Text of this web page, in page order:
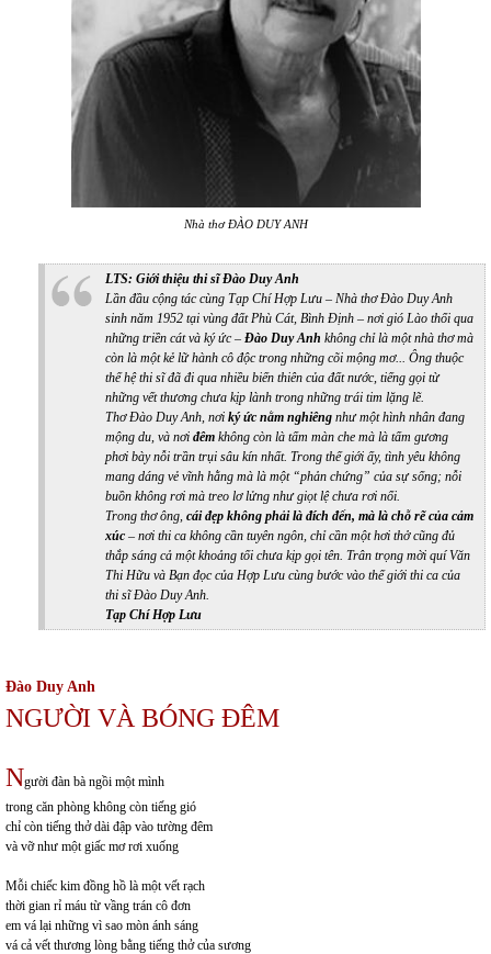
Nhà thơ ĐÀO DUY ANH
LTS: Giới thiệu thi sĩ Đào Duy Anh
Lần đầu cộng tác cùng Tạp Chí Hợp Lưu – Nhà thơ Đào Duy Anh
sinh năm 1952 tại vùng đất Phù Cát, Bình Định – nơi gió Lào thổi qua
những triền cát và ký ức – Đào Duy Anh không chỉ là một nhà thơ mà
còn là một kẻ lữ hành cô độc trong những cõi mộng mơ... Ông thuộc
thế hệ thi sĩ đã đi qua nhiều biến thiên của đất nước, tiếng gọi từ
những vết thương chưa kịp lành trong những trái tim lặng lẽ.
Thơ Đào Duy Anh, nơi ký ức nằm nghiêng như một hình nhân đang
mộng du, và nơi đêm không còn là tấm màn che mà là tấm gương
phơi bày nỗi trần trụi sâu kín nhất. Trong thế giới ấy, tình yêu không
mang dáng vẻ vĩnh hằng mà là một “phản chứng” của sự sống; nỗi
buồn không rơi mà treo lơ lửng như giọt lệ chưa rơi nổi.
Trong thơ ông, cái đẹp không phải là đích đến, mà là chỗ rẽ của cảm
xúc – nơi thi ca không cần tuyên ngôn, chỉ cần một hơi thở cũng đủ
thắp sáng cả một khoảng tối chưa kịp gọi tên. Trân trọng mời quí Văn
Thi Hữu và Bạn đọc của Hợp Lưu cùng bước vào thế giới thi ca của
thi sĩ Đào Duy Anh.
Tạp Chí Hợp Lưu
Đào Duy Anh
NGƯỜI VÀ BÓNG ĐÊM
Người đàn bà ngồi một mình
trong căn phòng không còn tiếng gió
chỉ còn tiếng thở dài đập vào tường đêm
và vỡ như một giấc mơ rơi xuống
Mỗi chiếc kim đồng hồ là một vết rạch
thời gian rỉ máu từ vầng trán cô đơn
em vá lại những vì sao mòn ánh sáng
vá cả vết thương lòng bằng tiếng thở của sương